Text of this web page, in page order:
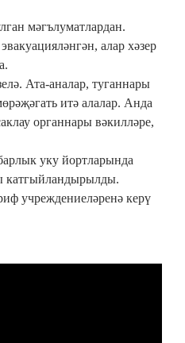
мәгълуматлардан.
алар хәзер
Ата-аналар, туганнары
итә алалар. Анда
органнары вәкилләре,
уку йортларында
катгыйландырылды.
учреждениеләренә керү